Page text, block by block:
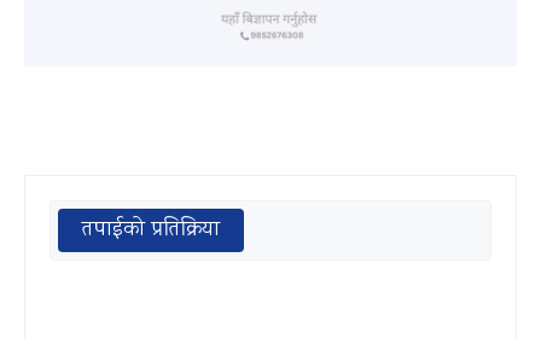
तपाईको प्रतिक्रिया